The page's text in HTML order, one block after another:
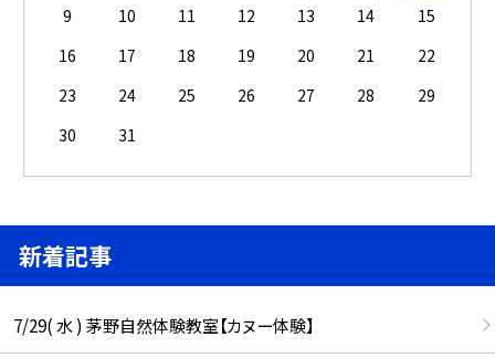
9
10 11 12 13 14
15
16
17 18 19 20 21
22
23
24 25 26 27 28
29
30
31
新着記事
7/29( 水 ) 茅野自然体験教室【カヌー体験】